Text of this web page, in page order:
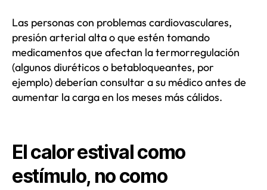
Las personas con problemas cardiovasculares,
presión arterial alta o que estén tomando
medicamentos que afectan la termorregulación
(algunos diuréticos o betabloqueantes, por
ejemplo) deberían consultar a su médico antes de
aumentar la carga en los meses más cálidos.
El calor estival como
estímulo, no como